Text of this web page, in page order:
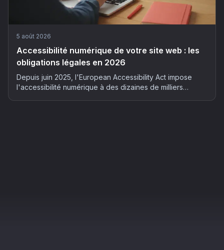
5 août 2026
Accessibilité numérique de votre site web : les
obligations légales en 2026
Depuis juin 2025, l'European Accessibility Act impose
l'accessibilité numérique à des dizaines de milliers